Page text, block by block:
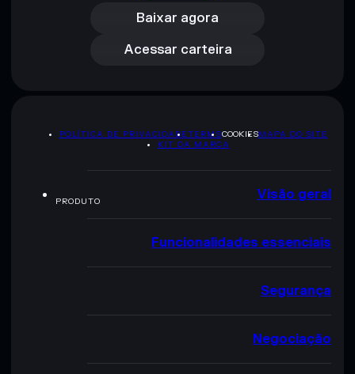
Baixar agora
Acessar carteira
Acessar carteira
POLÍTICA DE PRIVACIDADETERMSCOOKIESMAPA DO SITE
KIT DA MARCA
PRODUTO Visão geral
Funcionalidades essenciais
Segurança
Negociação